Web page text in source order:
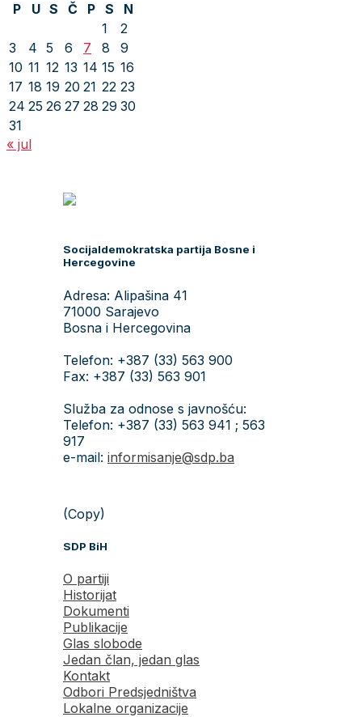
P
U S Č P S
N
1
2
3
4 5 6 7 8
9
10 11 12 13 14 15 16
17 18 19 20 21 22 23
24 25 26 27 28 29 30
31
« jul
Socijaldemokratska partija Bosne i
Hercegovine
Adresa: Alipašina 41
71000 Sarajevo
Bosna i Hercegovina
Telefon: +387 (33) 563 900
Fax: +387 (33) 563 901
Služba za odnose s javnošću:
Telefon: +387 (33) 563 941 ; 563
917
e-mail: informisanje@sdp.ba
(Copy)
SDP BiH
O partiji
Historijat
Dokumenti
Publikacije
Glas slobode
Jedan član, jedan glas
Kontakt
Odbori Predsjedništva
Lokalne organizacije